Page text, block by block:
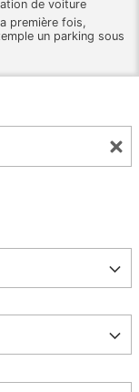
de voiture
première fois,
un parking sous